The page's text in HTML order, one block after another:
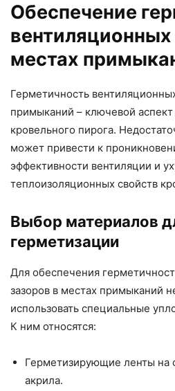
Обеспечение
вентиляционных
местах
Герметичность
примыканий – ключевой аспект
кровельного пирога.
может привести к
эффективности вентиляции и
теплоизоляционных свойств
Выбор материалов
герметизации
Для обеспечения
зазоров в местах примыканий
использовать специальные
К ним относятся:
Герметизирующие ленты на
акрила.